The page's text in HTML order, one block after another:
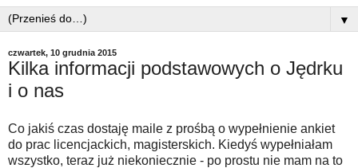
▼
czwartek, 10 grudnia 2015
Kilka informacji podstawowych o Jędrku
i o nas
Co jakiś czas dostaję maile z prośbą o wypełnienie ankiet
do prac licencjackich, magisterskich. Kiedyś wypełniałam
wszystko, teraz już niekoniecznie - po prostu nie mam na to